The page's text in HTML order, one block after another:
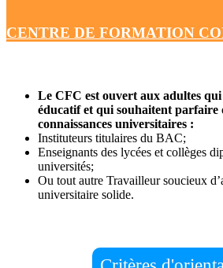
CENTRE DE FORMATION
Le CFC est ouvert aux adultes
éducatif et qui souhaitent parfaire
connaissances universitaires :
Instituteurs titulaires du BAC;
Enseignants des lycées et collèges
universités;
Ou tout autre Travailleur soucieux
universitaire solide.